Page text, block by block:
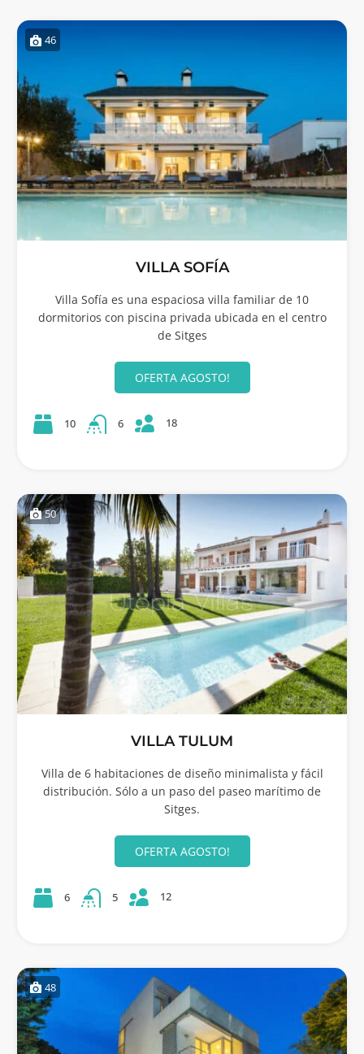
46
VILLA SOFÍA
Villa Sofía es una espaciosa villa familiar de 10
dormitorios con piscina privada ubicada en el centro
de Sitges
OFERTA AGOSTO!
10 6 18
50
VILLA TULUM
Villa de 6 habitaciones de diseño minimalista y fácil
distribución. Sólo a un paso del paseo marítimo de
Sitges.
OFERTA AGOSTO!
6 5 12
48